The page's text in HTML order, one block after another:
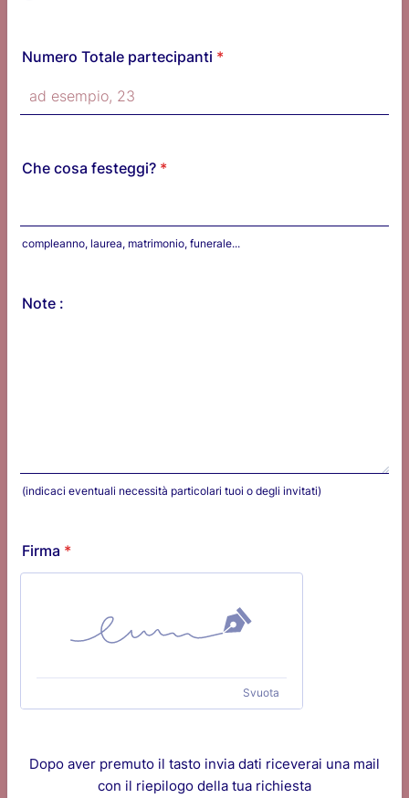
Numero Totale partecipanti *
Che cosa festeggi? *
compleanno, laurea, matrimonio, funerale...
Note :
(indicaci eventuali necessità particolari tuoi o degli invitati)
Firma *
Svuota
Dopo aver premuto il tasto invia dati riceverai una mail
con il riepilogo della tua richiesta